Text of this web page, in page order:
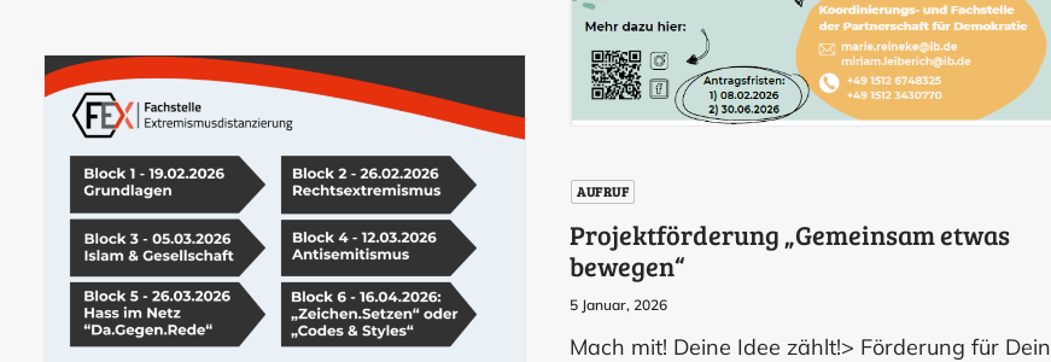
AUFRUF
Projektförderung „Gemeinsam etwas
bewegen“
5 Januar, 2026
Mach mit! Deine Idee zählt!> Förderung für Dein